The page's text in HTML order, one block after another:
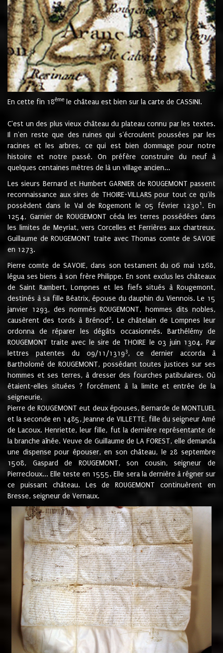
En cette fin 18ème le château est bien sur la carte de CASSINI.
C'est un des plus vieux château du plateau connu par les textes.
Il n'en reste que des ruines qui s'écroulent poussées par les
racines et les arbres, ce qui est bien dommage pour notre
histoire et notre passé. On préfère construire du neuf à
quelques centaines mètres de là un village ancien...
Les sieurs Bernard et Humbert GARNIER de ROUGEMONT passent
reconnaissance aux sires de THOIRE-VILLARS pour tout ce qu'ils
possèdent dans le Val de Rogemont le 05 février 12301 . En
1254, Garnier de ROUGEMONT céda les terres possédées dans
les limites de Meyriat, vers Corcelles et Ferrières aux chartreux.
Guillaume de ROUGEMONT traite avec Thomas comte de SAVOIE
en 1273.
Pierre comte de SAVOIE, dans son testament du 06 mai 1268,
légua ses biens à son frère Philippe. En sont exclus les châteaux
de Saint Rambert, Lompnes et les fiefs situés à Rougemont,
destinés à sa fille Béatrix, épouse du dauphin du Viennois. Le 15
janvier 1293, des nommés ROUGEMONT, hommes dits nobles,
causèrent des tords à Brénod 2. Le châtelain de Lompnes leur
ordonna de réparer les dégâts occasionnés. Barthélémy de
ROUGEMONT traite avec le sire de THOIRE le 03 juin 1304. Par
lettres patentes du 09/11/13193, ce dernier accorda à
Bartholomé de ROUGEMONT, possédant toutes justices sur ses
hommes et ses terres, à dresser des fourches patibulaires. Où
étaient-elles situées ? forcément à la limite et entrée de la
seigneurie.
Pierre de ROUGEMONT eut deux épouses, Bernarde de MONTLUEL
et la seconde en 1485, Jeanne de VILLETTE, fille du seigneur Amé
de Lacoux. Henriette, leur fille, fut la dernière représentante de
la branche aînée. Veuve de Guillaume de LA FOREST, elle demanda
une dispense pour épouser, en son château, le 28 septembre
1508, Gaspard de ROUGEMONT, son cousin, seigneur de
Pierrecloux... Elle teste en 1555. Elle sera la dernière à régner sur
ce puissant château. Les de ROUGEMONT continuèrent en
Bresse, seigneur de Vernaux.